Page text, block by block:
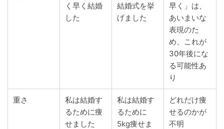
く早く結婚
した
結婚式を挙
げました
早く」は、
あいまいな
表現のた
め、これが
30年後にな
る可能性あ
り
重さ
私は結婚す
るために痩
せました
私は結婚す
るために
5kg痩せま
どれだけ痩
せるのかが
不明